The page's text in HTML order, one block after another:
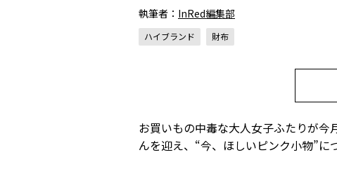
執筆者： InRed編集部
ハイブランド 財布
お買いもの中毒な大人女子ふたりが
んを迎え、“今、ほしいピンク小物”に